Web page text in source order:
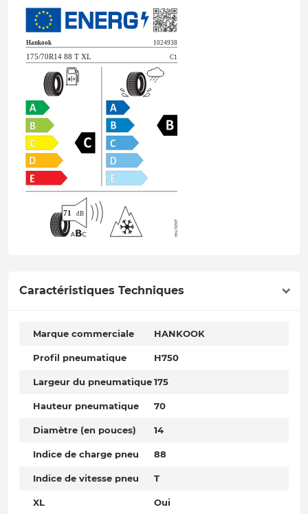
Caractéristiques Techniques
Marque commerciale HANKOOK
Profil pneumatique H750
Largeur du pneumatique175
Hauteur pneumatique 70
Diamètre (en pouces) 14
Indice de charge pneu 88
Indice de vitesse pneu T
XL Oui